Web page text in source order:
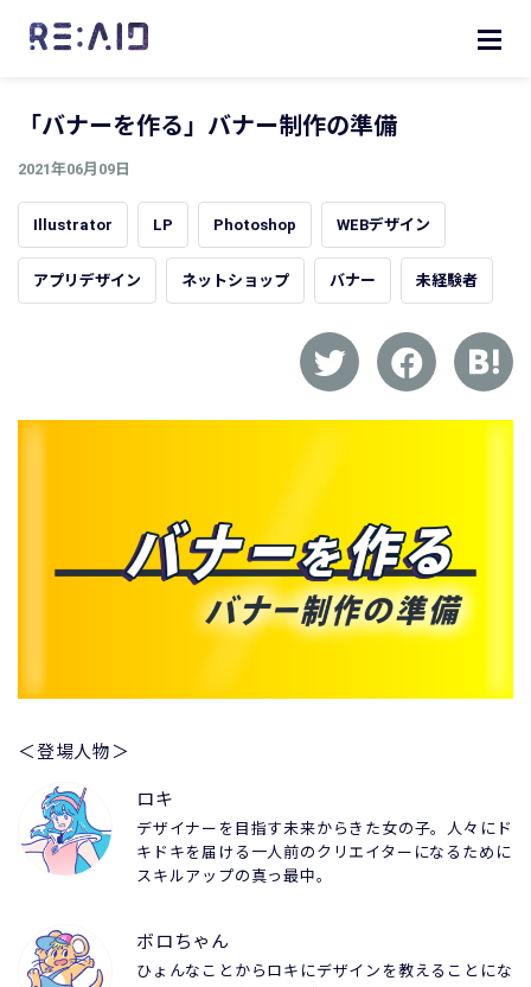
「バナーを作る」バナー制作の準備
2021年06月09日
Illustrator LP Photoshop WEBデザイン
アプリデザイン ネットショップ バナー 未経験者
＜登場人物＞
ロキ
デザイナーを目指す未来からきた女の子。人々にド
キドキを届ける一人前のクリエイターになるために
スキルアップの真っ最中。
ボロちゃん
ひょんなことからロキにデザインを教えることにな